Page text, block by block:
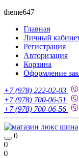
theme647
Главная
Личный
Регистрация
Авторизация
Корзина
Оформление
+7 (978) 222-02-03
+7 (978) 700-06-51
+7 (978) 700-06-56
0
0
0